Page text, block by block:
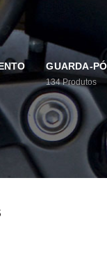
GUARDA-
134 Produtos